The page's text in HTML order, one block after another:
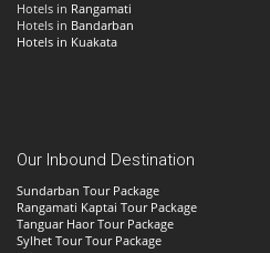
Hotels in Rangamati
Hotels in Bandarban
Hotels in Kuakata
Our Inbound Destination
Sundarban Tour Package
Rangamati Kaptai Tour Package
Tanguar Haor Tour Package
Sylhet Tour Tour Package